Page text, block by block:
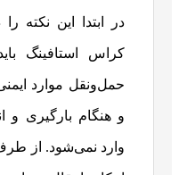
در ابتدا این نکته
کراس استافینگ
حمل‌ونقل موارد
و هنگام بارگیری و
وارد نمی‌شود. از طرف